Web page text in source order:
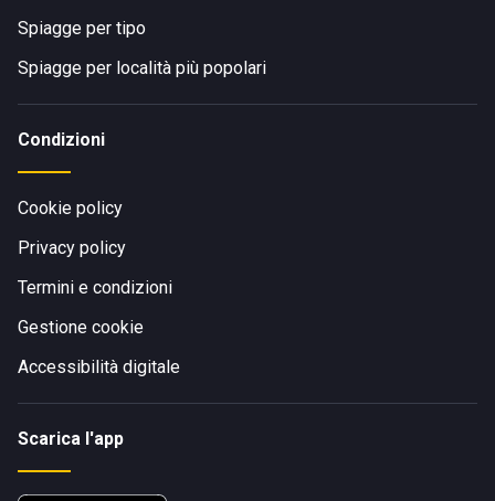
Spiagge per tipo
Spiagge per località più popolari
Condizioni
Cookie policy
Privacy policy
Termini e condizioni
Gestione cookie
Accessibilità digitale
Scarica l'app